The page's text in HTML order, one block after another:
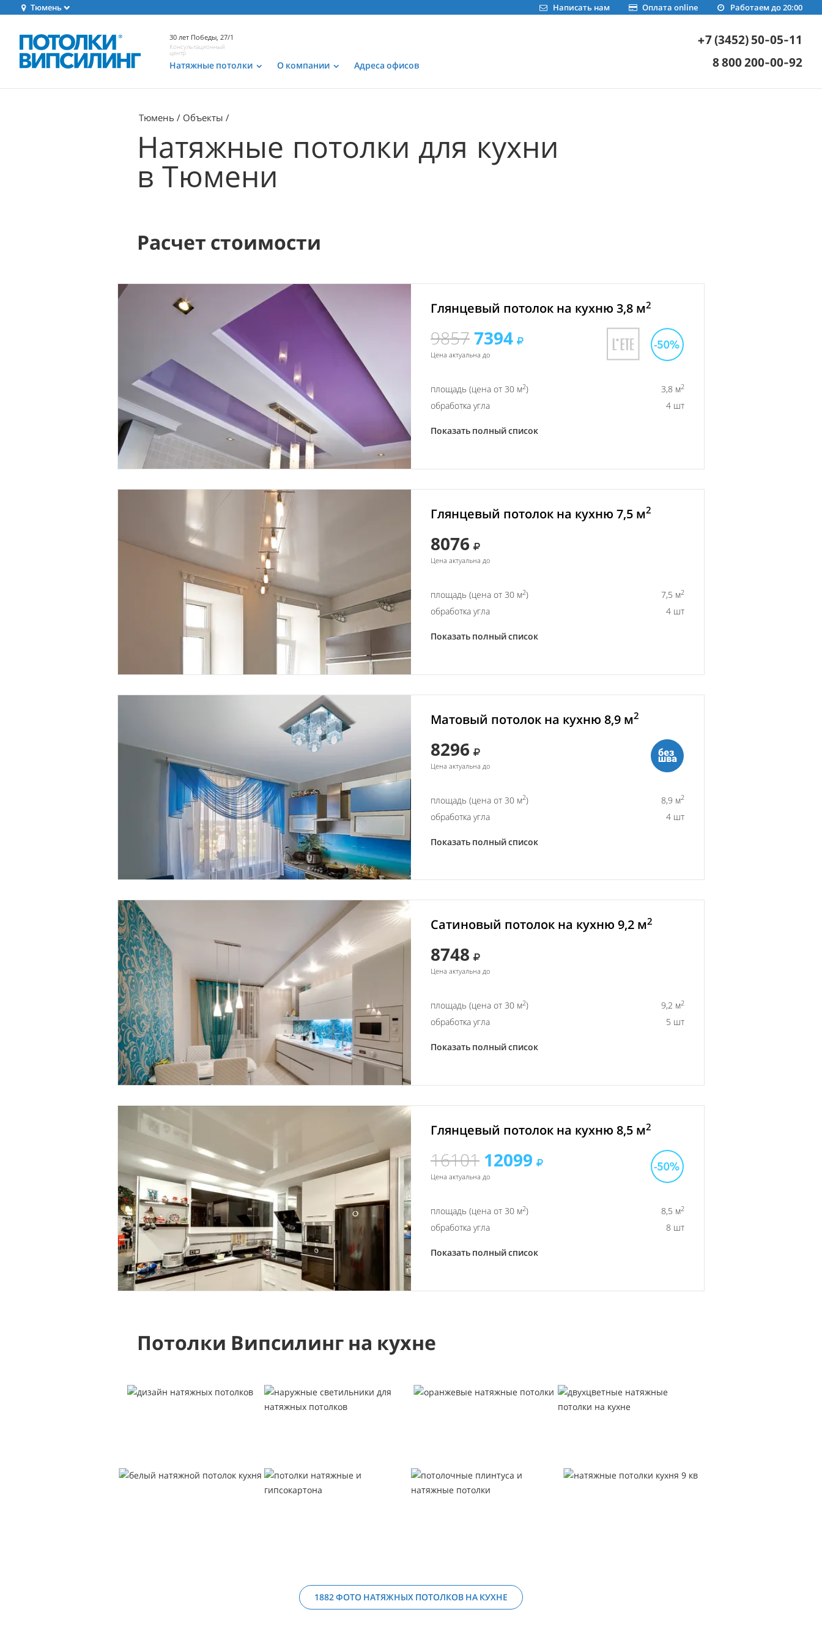
Тюмень Работаем до 20:00
Оплата online
Написать нам
30 лет Победы, 27/1
Консультационный
центр
Натяжные потолки О компании Адреса офисов
+7 (3452) 50-05-11
8 800 200-00-92
Тюмень Объекты
Натяжные потолки для кухни
в Тюмени
Расчет стоимости
Глянцевый потолок на кухню 3,8 м2
98577394
Цена актуальна до
площадь (цена от 30 м2) 3,8 м2
обработка угла 4 шт
Показать полный список
Глянцевый потолок на кухню 7,5 м2
8076
Цена актуальна до
площадь (цена от 30 м2) 7,5 м2
обработка угла 4 шт
Показать полный список
Матовый потолок на кухню 8,9 м2
8296
Цена актуальна до
площадь (цена от 30 м2) 8,9 м2
обработка угла 4 шт
Показать полный список
Сатиновый потолок на кухню 9,2 м2
8748
Цена актуальна до
площадь (цена от 30 м2) 9,2 м2
обработка угла 5 шт
Показать полный список
Глянцевый потолок на кухню 8,5 м2
16101 12099
Цена актуальна до
площадь (цена от 30 м2) 8,5 м2
обработка угла 8 шт
Показать полный список
Потолки Випсилинг на кухне
1882 ФОТО НАТЯЖНЫХ ПОТОЛКОВ НА КУХНЕ